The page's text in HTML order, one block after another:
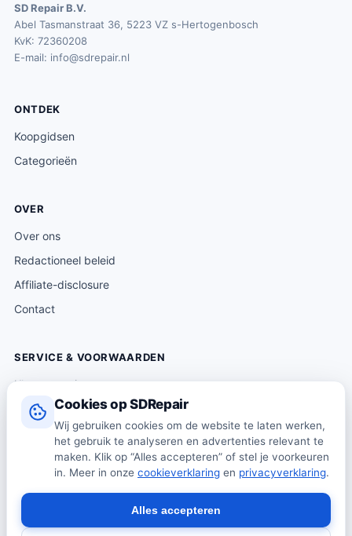
Cookies op SDRepair
Wij gebruiken cookies om de website te laten werken,
het gebruik te analyseren en advertenties relevant te
maken. Klik op “Alles accepteren” of stel je voorkeuren
in. Meer in onze cookieverklaring en privacyverklaring.
Alles accepteren
SD Repair B.V.
Abel Tasmanstraat 36, 5223 VZ s-Hertogenbosch
KvK: 72360208
E-mail: info@sdrepair.nl
ONTDEK
Koopgidsen
Categorieën
OVER
Over ons
Redactioneel beleid
Affiliate-disclosure
Contact
SERVICE & VOORWAARDEN
Klantenservice
Verzending & levering
Retourneren
Algemene voorwaarden